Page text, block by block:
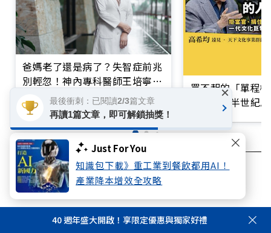
Just For You
知識包下載》重工業到餐飲都用AI！
產業降本增效全攻略
爸媽老了還是病了？失智症前兆
別輕忽！神內專科醫師王培寧呼
籲把握大腦黃金期
買不起的「單程
響台灣近半世紀
超高齡社會 失智 照護
40 週年盛大開啟！享限定優惠與獨家好禮
最後衝刺：已閱讀2/3篇文章
再讀1篇文章，即可解鎖抽獎！
×